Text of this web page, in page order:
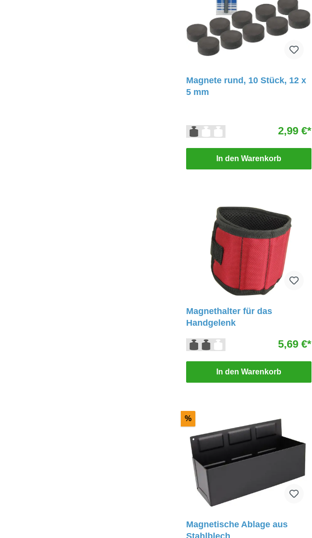
Magnete rund, 10 Stück, 12 x
5 mm
2,99 €*
In den Warenkorb
Magnethalter für das
Handgelenk
5,69 €*
In den Warenkorb
%
Magnetische Ablage aus
Stahlblech